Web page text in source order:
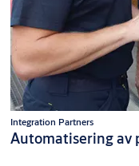
Integration Partners
Automatisering av